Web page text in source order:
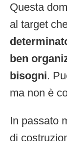
Questa
al target
ben
bisogni.
ma non è
In passato
di